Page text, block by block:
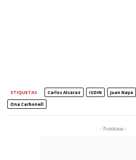
ETIQUETAS Carlos Alcaraz ISDIN Juan Naya
Ona Carbonell
- Publicitat -